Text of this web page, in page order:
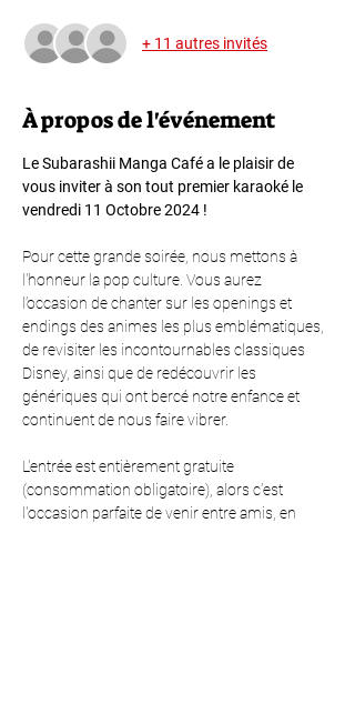
+ 11 autres invités
À propos de l'événement
Le Subarashii Manga Café a le plaisir de
vous inviter à son tout premier karaoké le
vendredi 11 Octobre 2024 !
Pour cette grande soirée, nous mettons à
l'honneur la pop culture. Vous aurez
l’occasion de chanter sur les openings et
endings des animes les plus emblématiques,
de revisiter les incontournables classiques
Disney, ainsi que de redécouvrir les
génériques qui ont bercé notre enfance et
continuent de nous faire vibrer.
L'entrée est entièrement gratuite
(consommation obligatoire), alors c’est
l'occasion parfaite de venir entre amis, en